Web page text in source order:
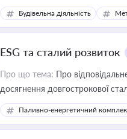
Будівельна діяльність
ESG та сталий розвиток
Про що тема: Про
досягнення довгострокової
Паливно-енергетичний